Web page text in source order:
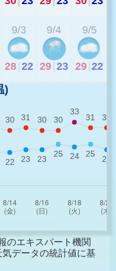
9/3
28 22
9/4
29 23
9/5
29 22
)
のエキスパート機関
データの統計値に基